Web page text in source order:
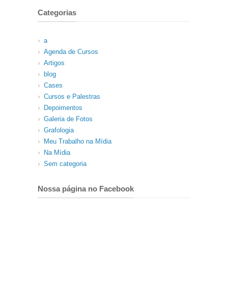
Categorias
a
Agenda de Cursos
Artigos
blog
Cases
Cursos e Palestras
Depoimentos
Galeria de Fotos
Grafologia
Meu Trabalho na Mídia
Na Mídia
Sem categoria
Nossa página no Facebook